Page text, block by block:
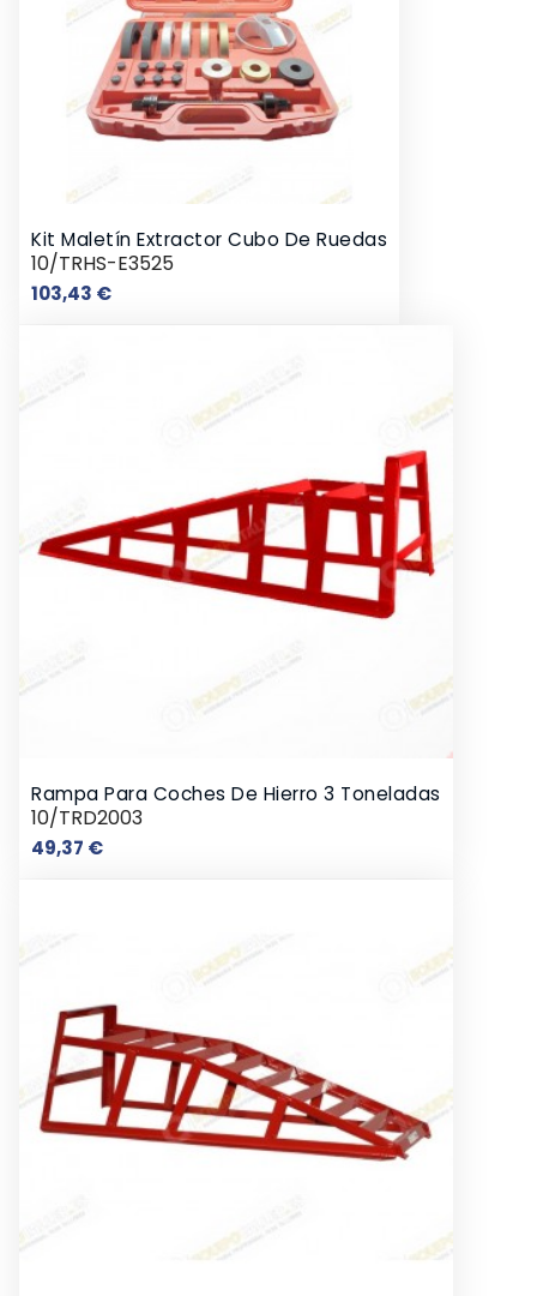
Kit Maletín Extractor Cubo De Ruedas
10/TRHS-E3525
103,43 €Precio
Rampa Para Coches De Hierro 3 Toneladas
10/TRD2003
49,37 €Precio